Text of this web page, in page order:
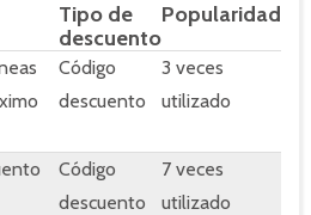
Tipo de
descuento
Popularidad
Código
descuento
3 veces
utilizado
Código
descuento
7 veces
utilizado